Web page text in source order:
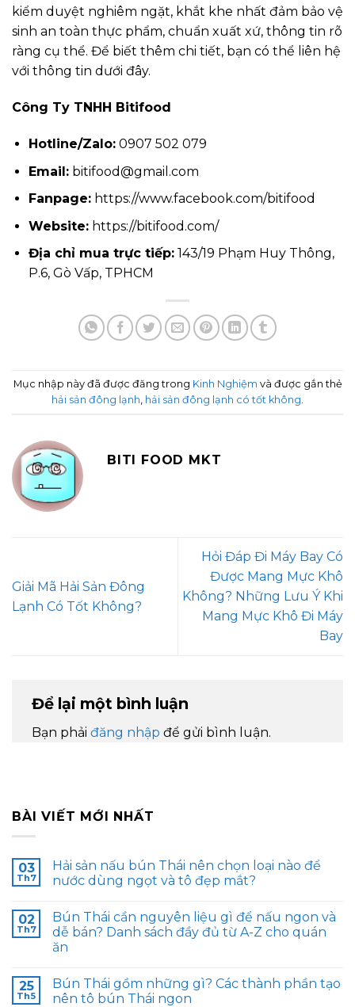
kiểm duyệt nghiêm ngặt, khắt khe nhất đảm bảo vệ
sinh an toàn thực phẩm, chuẩn xuất xứ, thông tin rõ
ràng cụ thể. Để biết thêm chi tiết, bạn có thể liên hệ
với thông tin dưới đây.
Công Ty TNHH Bitifood
Hotline/Zalo:0907 502 079
Email:bitifood@gmail.com
Fanpage:https://www.facebook.com/bitifood
Website:https://bitifood.com/
Địa chỉ mua trực tiếp:143/19 Phạm Huy Thông,
P.6, Gò Vấp, TPHCM
Mục nhập này đã được đăng trong Kinh Nghiệm và được gắn thẻ
hải sản đông lạnh hải sản đông lạnh có tốt không
BITI FOOD MKT
Giải Mã Hải Sản Đông
Lạnh Có Tốt Không?
Hỏi Đáp Đi Máy Bay Có
Được Mang Mực Khô
Không? Những Lưu Ý Khi
Mang Mực Khô Đi Máy
Bay
Để lại một bình luận
Bạn phải đăng nhập để gửi bình luận.
BÀI VIẾT MỚI NHẤT
03
Th7
Hải sản nấu bún Thái nên chọn loại nào để
nước dùng ngọt và tô đẹp mắt?
02
Th7
Bún Thái cần nguyên liệu gì để nấu ngon và
dễ bán? Danh sách đầy đủ từ A-Z cho quán
ăn
25
Th5
Bún Thái gồm những gì? Các thành phần tạo
nên tô bún Thái ngon